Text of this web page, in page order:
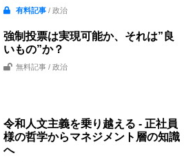
有料記事/ 政治
強制投票は実現可能か、それは”良
いもの”か？
無料記事 / 政治
令和人文主義を乗り越える - 正社員
様の哲学からマネジメント層の知識
へ